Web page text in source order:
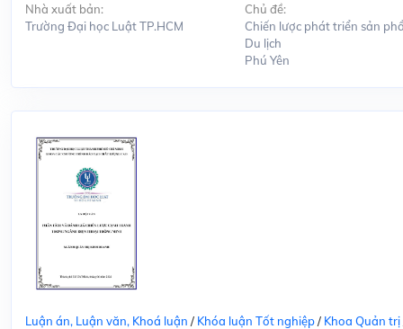
Nhà xuất bản:
Trường Đại học Luật TP.HCM
Chủ đề:
Chiến lược phát triển sản
Du lịch
Phú Yên
Luận án, Luận văn, Khoá luận / Khóa luận Tốt nghiệp/ Khoa Quản trị